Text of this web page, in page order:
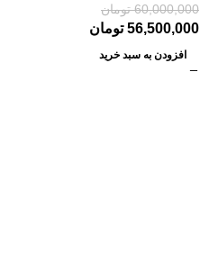
60,000,000 تومان
56,500,000 تومان
افزودن به سبد خرید